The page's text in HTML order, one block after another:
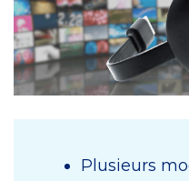
Plusieurs